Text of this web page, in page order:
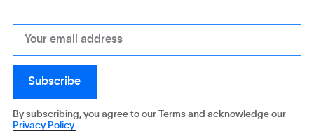
By subscribing, you agree to our Terms and acknowledge our
Privacy Policy.